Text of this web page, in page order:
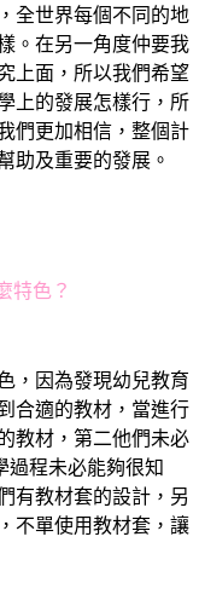
全世界每個不同的地
。在另一角度仲要我
上面，所以我們希望
上的發展怎樣行，所
們更加相信，整個計
助及重要的發展。
特色？
，因為發現幼兒教育
合適的教材，當進行
教材，第二他們未必
過程未必能夠很知
有教材套的設計，另
不單使用教材套，讓